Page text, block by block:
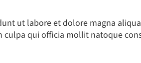
ut labore et dolore magna
qui officia mollit natoque